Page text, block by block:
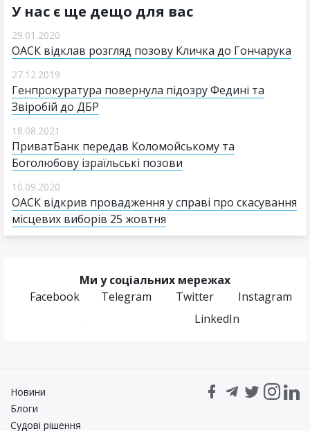
У нас є ще дещо для вас
29.01.2020
ОАСК відклав розгляд позову Кличка до Гончарука
27.12.2019
Генпрокуратура повернула підозру Федині та
Звіробій до ДБР
18.08.2021
ПриватБанк передав Коломойському та
Боголюбову ізраїльські позови
10.09.2020
ОАСК відкрив провадження у справі про скасування
місцевих виборів 25 жовтня
Ми у соціальних мережах
Facebook
Telegram Twitter
Instagram
LinkedIn
Новини
Блоги
Судові рішення